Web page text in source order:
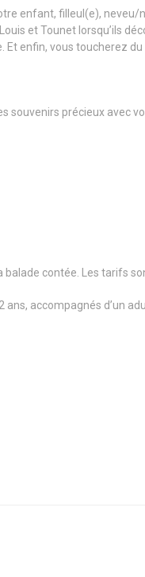
enfant, filleul(e), neveu/
et Tounet lorsqu’ils
enfin, vous toucherez du
souvenirs précieux avec
contée. Les tarifs
ans, accompagnés d’un